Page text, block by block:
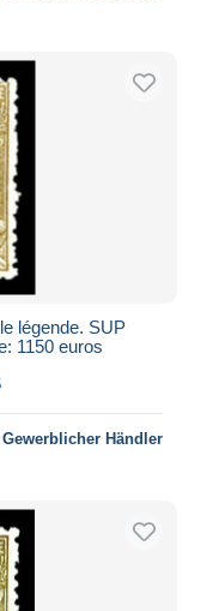
légende. SUP
1150 euros
Gewerblicher Händler